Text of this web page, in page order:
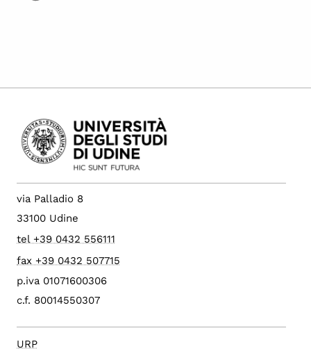
via Palladio 8
33100 Udine
tel +39 0432 556111
fax +39 0432 507715
p.iva 01071600306
c.f. 80014550307
URP